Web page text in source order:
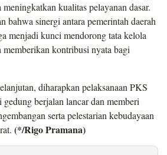
kualitas pelayanan dasar.
bahwa sinergi antara pemerintah daerah
menjadi kunci mendorong tata kelola
kontribusi nyata bagi
diharapkan pelaksanaan PKS
berjalan lancar dan memberi
serta pelestarian kebudayaan
(*/Rigo Pramana)